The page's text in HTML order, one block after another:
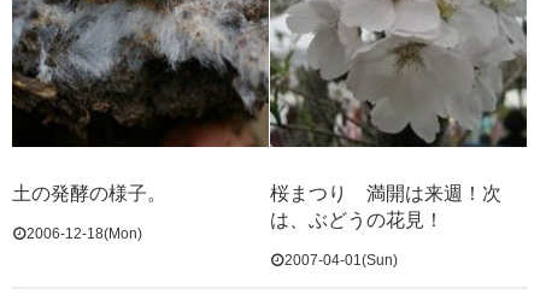
土の発酵の様子。
2006-12-18(Mon)
桜まつり 満開は来週！次
は、ぶどうの花見！
2007-04-01(Sun)